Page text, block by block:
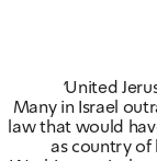
Many in Israel
law that would
as country of